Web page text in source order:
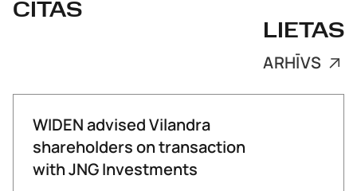
CITAS
LIETAS
ARHĪVS
WIDEN advised Vilandra
shareholders on transaction
with JNG Investments